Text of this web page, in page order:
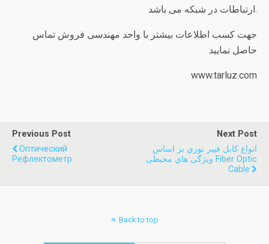
ارتباطات در شبکه می باشد.
جهت کسب اطلاعات بیشتر با واحد مهندسی فروش تماس
حاصل نمایید
www.tarluz.com
Previous Post
Оптический
Рефлектометр
Next Post
انواع کابل فیبر نوري بر اساس
ویژگی هاي محیطی Fiber Optic
Cable
Back to top